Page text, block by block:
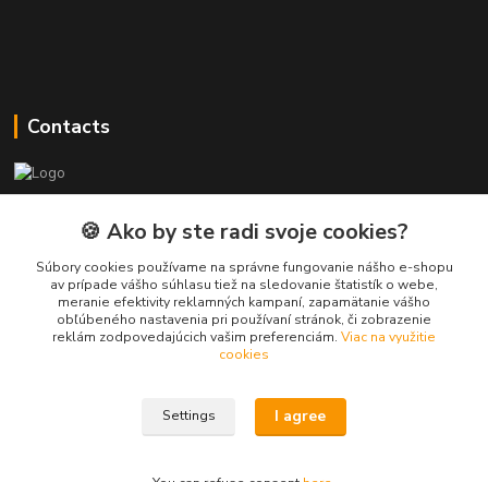
Contacts
+421 915 709 534
(Mo-Fri, 9-17 hod.) or Whatsap 24/7
skifi.space@gmail.com
🍪 Ako by ste radi svoje cookies?
Súbory cookies používame na správne fungovanie nášho e-shopu
av prípade vášho súhlasu tiež na sledovanie štatistík o webe,
meranie efektivity reklamných kampaní, zapamätanie vášho
obľúbeného nastavenia pri používaní stránok, či zobrazenie
reklám zodpovedajúcich vašim preferenciám. Viac na využitie
cookies
Settings I agree